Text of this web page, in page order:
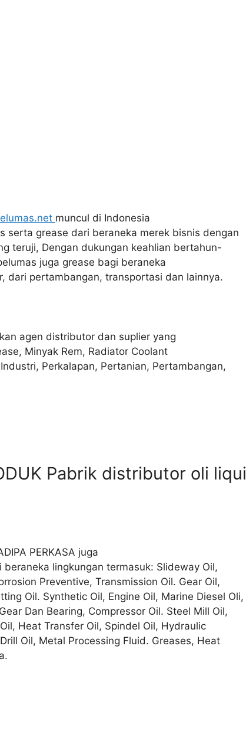
muncul di Indonesia
serta grease dari beraneka merek bisnis dengan
teruji, Dengan dukungan keahlian bertahun-
juga grease bagi beraneka
dari pertambangan, transportasi dan lainnya.
agen distributor dan suplier yang
Minyak Rem, Radiator Coolant
Perkalapan, Pertanian, Pertambangan,
Pabrik distributor oli liqui
PERKASA juga
lingkungan termasuk: Slideway Oil,
Preventive, Transmission Oil. Gear Oil,
Oil. Synthetic Oil, Engine Oil, Marine Diesel Oli,
Dan Bearing, Compressor Oil. Steel Mill Oil,
Heat Transfer Oil, Spindel Oil, Hydraulic
Oil, Metal Processing Fluid. Greases, Heat